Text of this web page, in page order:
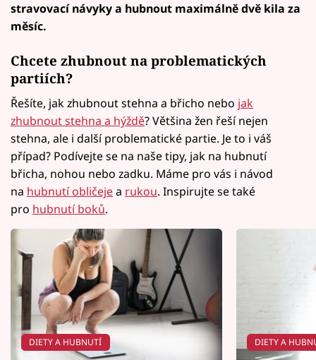
stravovací návyky a hubnout maximálně dvě kila za
měsíc.
Chcete zhubnout na problematických
partiích?
Řešíte, jak zhubnout stehna a břicho nebo jak
zhubnout stehna a hýždě? Většina žen řeší nejen
stehna, ale i další problematické partie. Je to i váš
případ? Podívejte se na naše tipy, jak na hubnutí
břicha, nohou nebo zadku. Máme pro vás i návod
na hubnutí obličejea rukou. Inspirujte se také
pro hubnutí boků.
DIETY A HUBNUTÍ DIETY A